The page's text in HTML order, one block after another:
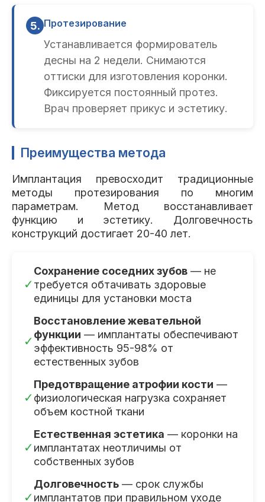
5. Протезирование
Устанавливается формирователь
десны на 2 недели. Снимаются
оттиски для изготовления коронки.
Фиксируется постоянный протез.
Врач проверяет прикус и эстетику.
Преимущества метода
Имплантация превосходит традиционные
методы протезирования по многим
параметрам. Метод восстанавливает
функцию и эстетику. Долговечность
конструкций достигает 20-40 лет.
✓
Сохранение соседних зубов — не
требуется обтачивать здоровые
единицы для установки моста
✓
Восстановление жевательной
функции — имплантаты обеспечивают
эффективность 95-98% от
естественных зубов
✓
Предотвращение атрофии кости —
физиологическая нагрузка сохраняет
объем костной ткани
✓
Естественная эстетика — коронки на
имплантатах неотличимы от
собственных зубов
✓
Долговечность — срок службы
имплантатов при правильном уходе